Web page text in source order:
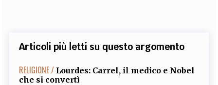
Articoli più letti su questo argomento
RELIGIONE / Lourdes: Carrel, il medico e Nobel
che si convertì